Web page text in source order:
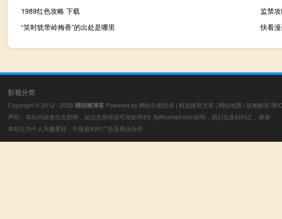
1989红色攻略 下载
监禁
“笑时犹带岭梅香”的出处是哪里
快看
影视分类
Copyright © 2012 - 2026 咦哇噢博客 Powered by 网站分类目录 | 精选推荐文章 | 网站地图 | 疑难解答 陕
声明：本站内容来自互联网，如信息有错误可发邮件到f_fb#foxmail.com说明，我们会及时纠正，谢谢
本站仅为个人兴趣爱好，不接盈利性广告及商业合作